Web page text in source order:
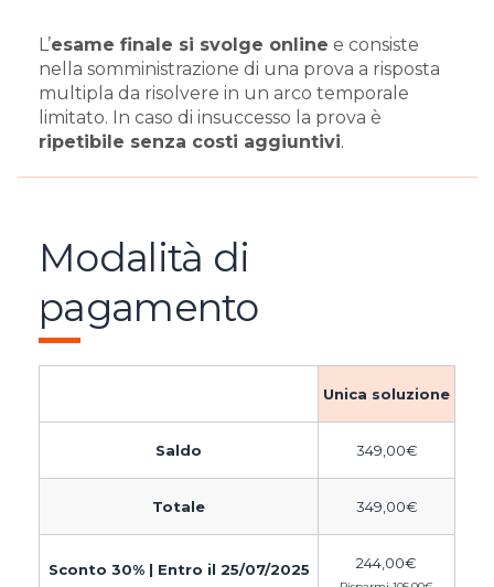
L’esame finale si svolge online e consiste
nella somministrazione di una prova a risposta
multipla da risolvere in un arco temporale
limitato. In caso di insuccesso la prova è
ripetibile senza costi aggiuntivi.
Modalità di
pagamento
Unica soluzione
Saldo 349,00€
Totale 349,00€
Sconto 30% | Entro il 25/07/2025 244,00€